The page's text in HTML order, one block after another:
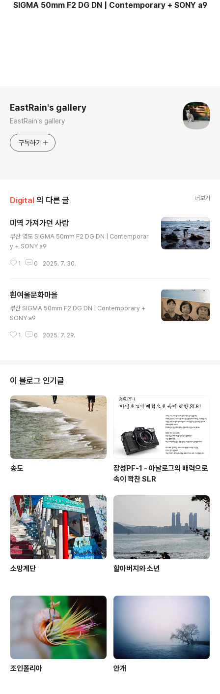
SIGMA 50mm F2 DG DN | Contemporary + SONY a9
EastRain's gallery
EastRain's gallery
구독하기
Digital 의 다른 글 더보기
미역 가져가던 사람
부산 영도 SIGMA 50mm F2 DG DN | Contemporar
y + SONY a9
1 0 2025. 7. 30.
흰여울문화마을
부산 SIGMA 50mm F2 DG DN | Contemporary +
SONY a9
1 0 2025. 7. 29.
이 블로그 인기글
송도
장성PF-1 - 아날로그의 매력으로
속이 꽉찬 SLR
소망계단 할아버지와 소년
조인폴리아 안개